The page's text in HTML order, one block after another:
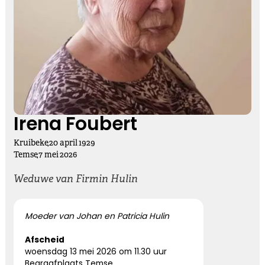
Irena Foubert
Kruibeke,20april1929
Temse,7mei2026
Weduwe van Firmin Hulin
Moeder van Johan en Patricia Hulin
Afscheid
woensdag 13 mei 2026 om 11.30 uur
Kies dit gedicht
Vasthouden bij afscheid
Afscheid nemen, is niet loslaten
Het is een andere manier van vasthouden
Kies dit gedicht